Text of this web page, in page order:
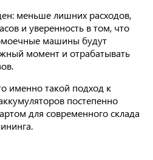
меньше лишних расходов,
и уверенность в том, что
машины будут
момент и отрабатывать
именно такой подход к
постепенно
для современного склада